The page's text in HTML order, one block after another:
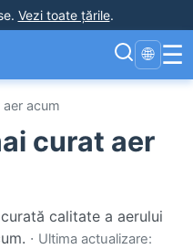
. Vezi toate țările.
🌐 ☰
acum
curat aer
calitate a aerului
· Ultima actualizare: